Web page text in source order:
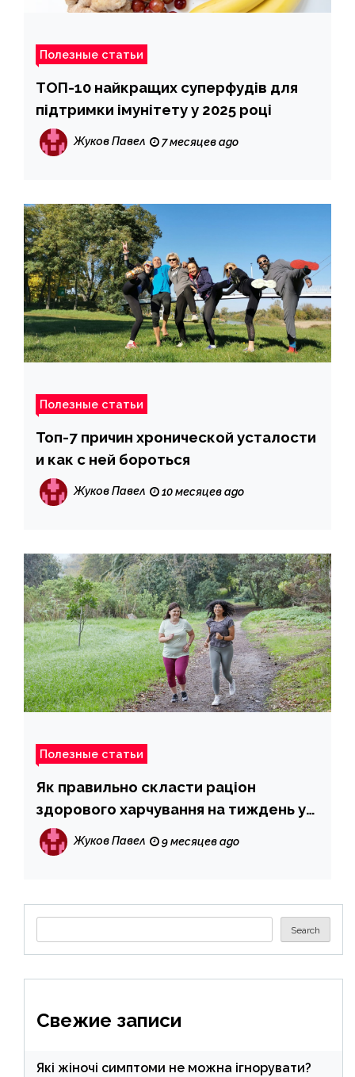
Полезные статьи
ТОП-10 найкращих суперфудів для
підтримки імунітету у 2025 році
Жуков Павел 7 месяцев ago
Полезные статьи
Топ-7 причин хронической усталости
и как с ней бороться
Жуков Павел 10 месяцев ago
Полезные статьи
Як правильно скласти раціон
здорового харчування на тиждень у
2025 році
Жуков Павел 9 месяцев ago
Search
Свежие записи
Які жіночі симптоми не можна ігнорувати?